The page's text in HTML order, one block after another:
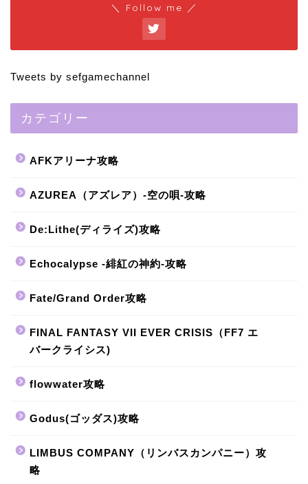
＼ Follow me ／
Tweets by sefgamechannel
カテゴリー
AFKアリーナ攻略
AZUREA（アズレア）-空の唄-攻略
De:Lithe(ディライズ)攻略
Echocalypse -緋紅の神約-攻略
Fate/Grand Order攻略
FINAL FANTASY VII EVER CRISIS（FF7 エ
バークライシス)
flowwater攻略
Godus(ゴッダス)攻略
LIMBUS COMPANY（リンバスカンパニー）攻
略